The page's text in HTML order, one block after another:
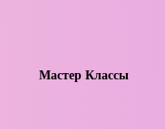
Мастер Классы